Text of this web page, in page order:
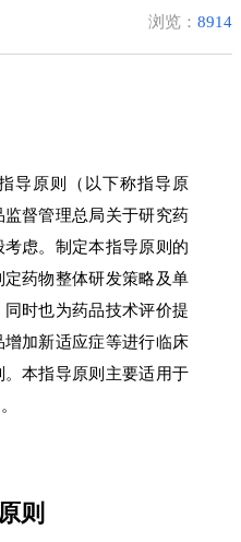
浏览： 8914
导原则（以下称指导原
督管理总局关于研究药
虑。制定本指导原则的
药物整体研发策略及单
时也为药品技术评价提
加新适应症等进行临床
本指导原则主要适用于
则